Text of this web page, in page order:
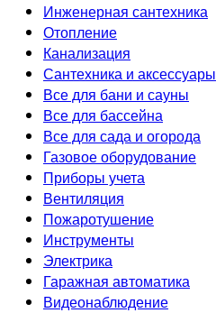
Инженерная сантехника
Отопление
Канализация
Сантехника и аксессуары
Все для бани и сауны
Все для бассейна
Все для сада и огорода
Газовое оборудование
Приборы учета
Вентиляция
Пожаротушение
Инструменты
Электрика
Гаражная автоматика
Видеонаблюдение